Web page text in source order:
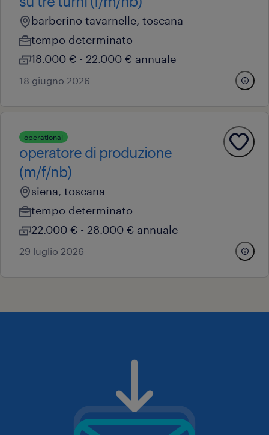
barberino tavarnelle, toscana
tempo determinato
18.000 € - 22.000 € annuale
18 giugno 2026
operational
operatore di produzione
(m/f/nb)
siena, toscana
tempo determinato
22.000 € - 28.000 € annuale
29 luglio 2026